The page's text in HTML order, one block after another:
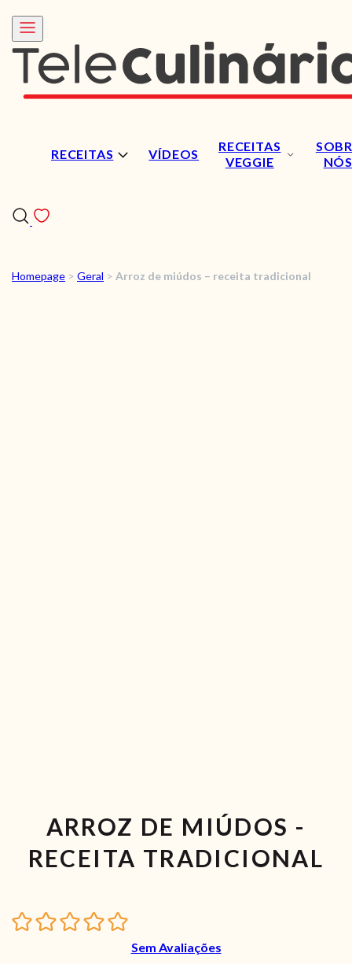
RECEITAS VÍDEOS
RECEITAS
VEGGIE
NÓS
RECEITAS
Homepage > Geral > Arroz de miúdos – receita tradicional
ARROZ DE MIÚDOS -
RECEITA TRADICIONAL
Sem Avaliações